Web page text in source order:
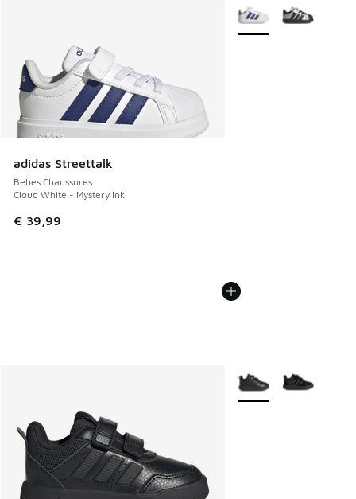
adidas Streettalk
Bebes Chaussures
Cloud White - Mystery Ink
€ 39,99
Plus de couleurs
Plus de couleurs